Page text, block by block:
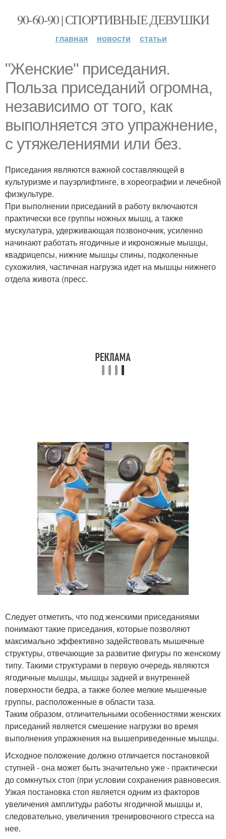
90-60-90 | СПОРТИВНЫЕ ДЕВУШКИ
главная новости статьи
"Женские" приседания.
Польза приседаний огромна,
независимо от того, как
выполняется это упражнение,
с утяжелениями или без.
Приседания являются важной составляющей в
культуризме и пауэрлифтинге, в хореографии и лечебной
физкультуре.
При выполнении приседаний в работу включаются
практически все группы ножных мышц, а также
мускулатура, удерживающая позвоночник, усиленно
начинают работать ягодичные и икроножные мышцы,
квадрицепсы, нижние мышцы спины, подколенные
сухожилия, частичная нагрузка идет на мышцы нижнего
отдела живота (пресс.
Следует отметить, что под женскими приседаниями
понимают такие приседания, которые позволяют
максимально эффективно задействовать мышечные
структуры, отвечающие за развитие фигуры по женскому
типу. Такими структурами в первую очередь являются
ягодичные мышцы, мышцы задней и внутренней
поверхности бедра, а также более мелкие мышечные
группы, расположенные в области таза.
Таким образом, отличительными особенностями женских
приседаний является смешение нагрузки во время
выполнения упражнения на вышеприведенные мышцы.
Исходное положение должно отличается постановкой
ступней - она может быть значительно уже - практически
до сомкнутых стоп (при условии сохранения равновесия.
Узкая постановка стоп является одним из факторов
увеличения амплитуды работы ягодичной мышцы и,
следовательно, увеличения тренировочного стресса на
нее.